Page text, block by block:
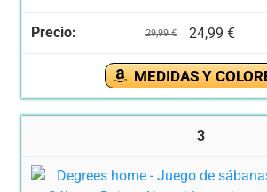
29,99 € 24,99 €
MEDIDAS Y
3